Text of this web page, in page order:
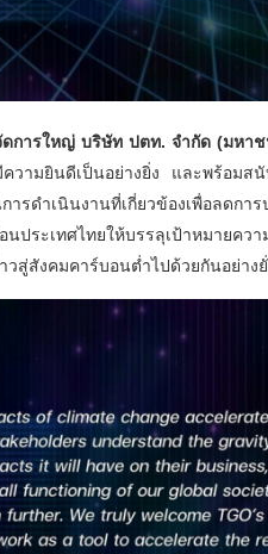
การใหญ่ บริษัท ปตท. จำกัด (มหา
ามยินดีเป็นอย่างยิ่ง และพร้อมส
รดำเนินงานที่เกี่ยวข้องเพื่อลดกา
ประเทศไทยให้บรรลุเป้าหมายค
สู่สังคมคาร์บอนต่ำไปด้วยกันอย่างยั่